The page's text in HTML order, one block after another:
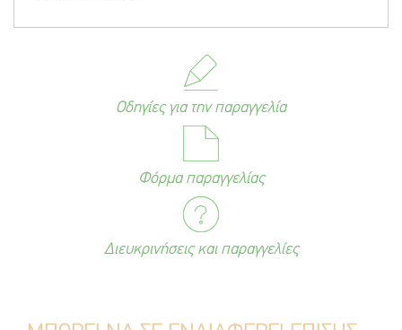
Οδηγίες για την παραγγελία
Φόρμα παραγγελίας
Διευκρινήσεις και παραγγελίες